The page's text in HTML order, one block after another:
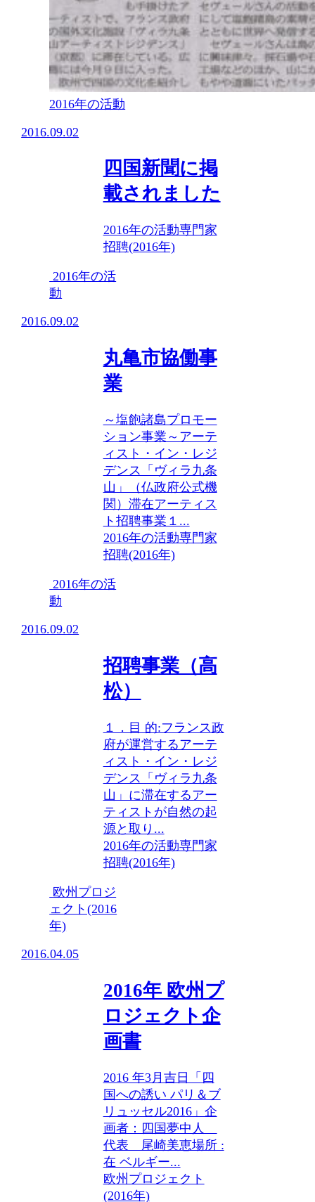
2016年の活動
2016.09.02
四国新聞に掲
載されました
2016年の活動専門家
招聘(2016年)
2016年の活
動
2016.09.02
丸亀市協働事
業
～塩飽諸島プロモー
ション事業～アーテ
ィスト・イン・レジ
デンス「ヴィラ九条
山」（仏政府公式機
関）滞在アーティス
ト招聘事業１...
2016年の活動専門家
招聘(2016年)
2016年の活
動
2016.09.02
招聘事業（高
松）
１．目 的:フランス政
府が運営するアーテ
ィスト・イン・レジ
デンス「ヴィラ九条
山」に滞在するアー
ティストが自然の起
源と取り...
2016年の活動専門家
招聘(2016年)
欧州プロジ
ェクト(2016
年)
2016.04.05
2016年 欧州プ
ロジェクト企
画書
2016 年3月吉日「四
国への誘い パリ＆ブ
リュッセル2016」企
画者：四国夢中人
代表 尾崎美恵場所 :
在 ベルギー...
欧州プロジェクト
(2016年)